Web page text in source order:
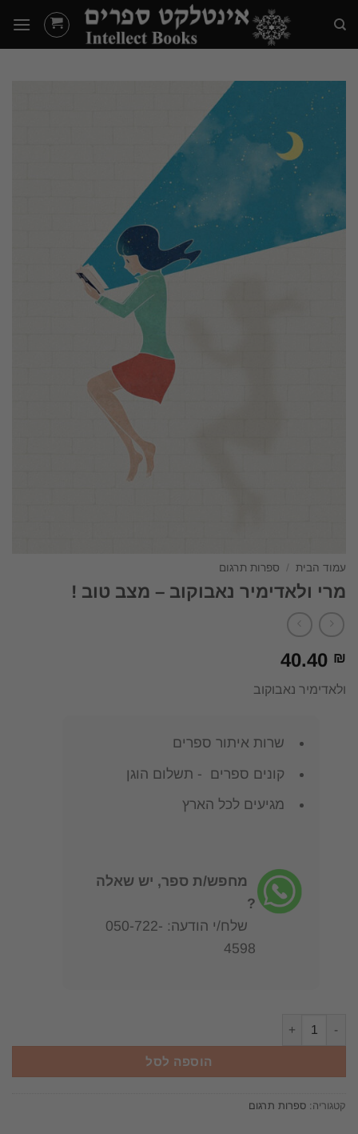
content
עמוד הבית / ספרות תרגום
מרי ולאדימיר נאבוקוב – מצב טוב !
40.40 ₪
ולאדימיר נאבוקוב
שרות איתור ספרים
קונים ספרים - תשלום הוגן
מגיעים לכל הארץ
מחפש/ת ספר, יש שאלה
?
שלח/י הודעה: 050-722-
4598
הוספה לסל
קטגוריה: ספרות תרגום